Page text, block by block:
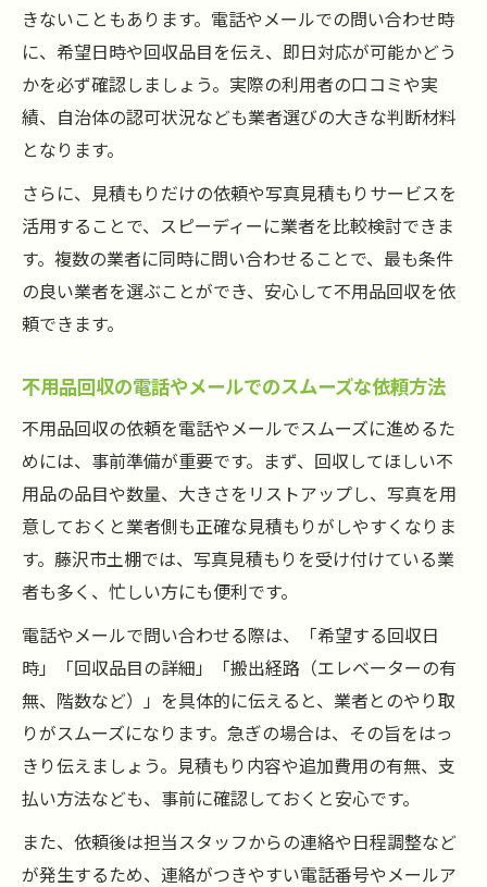
きないこともあります。電話やメールでの問い合わせ時
に、希望日時や回収品目を伝え、即日対応が可能かどう
かを必ず確認しましょう。実際の利用者の口コミや実
績、自治体の認可状況なども業者選びの大きな判断材料
となります。
さらに、見積もりだけの依頼や写真見積もりサービスを
活用することで、スピーディーに業者を比較検討できま
す。複数の業者に同時に問い合わせることで、最も条件
の良い業者を選ぶことができ、安心して不用品回収を依
頼できます。
不用品回収の電話やメールでのスムーズな依頼方法
不用品回収の依頼を電話やメールでスムーズに進めるた
めには、事前準備が重要です。まず、回収してほしい不
用品の品目や数量、大きさをリストアップし、写真を用
意しておくと業者側も正確な見積もりがしやすくなりま
す。藤沢市土棚では、写真見積もりを受け付けている業
者も多く、忙しい方にも便利です。
電話やメールで問い合わせる際は、「希望する回収日
時」「回収品目の詳細」「搬出経路（エレベーターの有
無、階数など）」を具体的に伝えると、業者とのやり取
りがスムーズになります。急ぎの場合は、その旨をはっ
きり伝えましょう。見積もり内容や追加費用の有無、支
払い方法なども、事前に確認しておくと安心です。
また、依頼後は担当スタッフからの連絡や日程調整など
が発生するため、連絡がつきやすい電話番号やメールア